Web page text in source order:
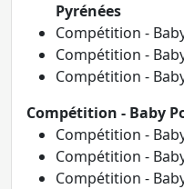
Pyrénées
Compétition -
Compétition -
Compétition -
Compétition - Baby
Compétition -
Compétition -
Compétition -